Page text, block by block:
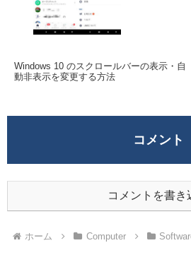
Windows 10 のスクロールバーの表示・自
動非表示を変更する方法
コメント
コメントを書き
ホーム Computer